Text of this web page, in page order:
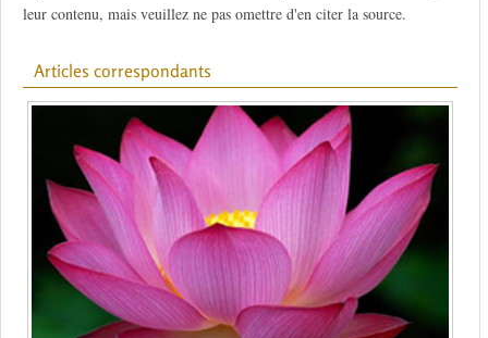
leur contenu, mais veuillez ne pas omettre d'en citer la source.
Articles correspondants